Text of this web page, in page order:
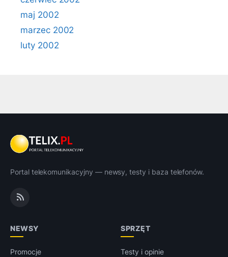
maj 2002
marzec 2002
luty 2002
Portal telekomunikacyjny — newsy, testy i baza telefonów.
NEWSY
Promocje
SPRZĘT
Testy i opinie